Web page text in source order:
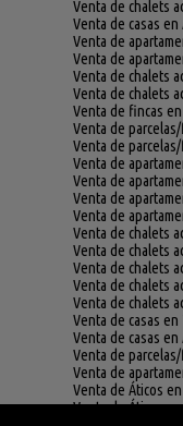
Venta de chalets
Venta de casas
Venta de
Venta de
Venta de chalets
Venta de chalets
Venta de fincas
Venta de
Venta de
Venta de
Venta de
Venta de
Venta de
Venta de chalets
Venta de chalets
Venta de chalets
Venta de chalets
Venta de chalets
Venta de casas
Venta de casas en
Venta de
Venta de
Venta de Áticos
Venta de Áticos